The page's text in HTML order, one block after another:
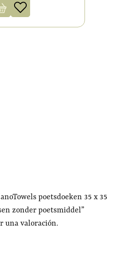
poetsdoeken 35 x 35
zonder poetsmiddel”
una valoración.